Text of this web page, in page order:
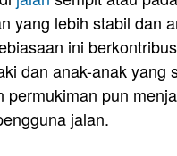
yang lebih stabil dan
ini
dan anak-anak yang
permukiman pun
jalan.